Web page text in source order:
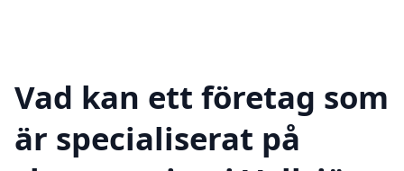
Vad kan ett företag som
är specialiserat på